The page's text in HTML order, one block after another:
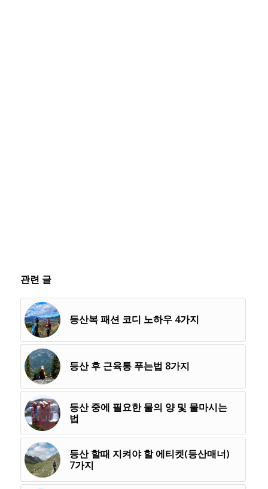
관련 글
등산복 패션 코디 노하우 4가지
등산 후 근육통 푸는법 8가지
등산 중에 필요한 물의 양 및 물마시는
법
등산 할때 지켜야 할 에티켓(등산매너)
7가지